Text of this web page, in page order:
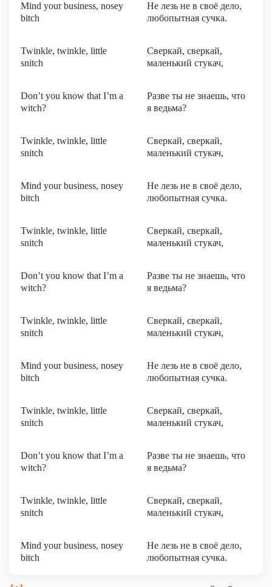
Mind your business, nosey
bitch
Не лезь не в своё дело,
любопытная сучка.
Twinkle, twinkle, little
snitch
Сверкай, сверкай,
маленький стукач,
Don’t you know that I’m a
witch?
Разве ты не знаешь, что
я ведьма?
Twinkle, twinkle, little
snitch
Сверкай, сверкай,
маленький стукач,
Mind your business, nosey
bitch
Не лезь не в своё дело,
любопытная сучка.
Twinkle, twinkle, little
snitch
Сверкай, сверкай,
маленький стукач,
Don’t you know that I’m a
witch?
Разве ты не знаешь, что
я ведьма?
Twinkle, twinkle, little
snitch
Сверкай, сверкай,
маленький стукач,
Mind your business, nosey
bitch
Не лезь не в своё дело,
любопытная сучка.
Twinkle, twinkle, little
snitch
Сверкай, сверкай,
маленький стукач,
Don’t you know that I’m a
witch?
Разве ты не знаешь, что
я ведьма?
Twinkle, twinkle, little
snitch
Сверкай, сверкай,
маленький стукач,
Mind your business, nosey
bitch
Не лезь не в своё дело,
любопытная сучка.